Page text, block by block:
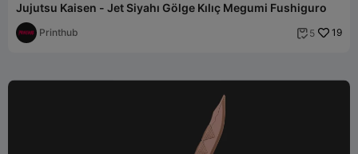
Jujutsu Kaisen - Jet Siyahı Gölge Kılıç Megumi Fushiguro
Printhub  5 19